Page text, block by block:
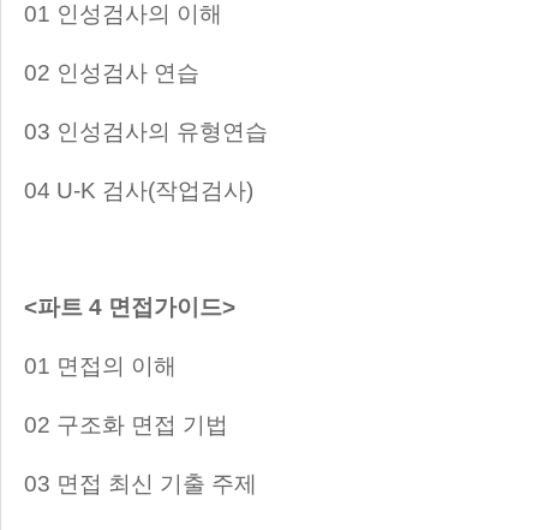
01 인성검사의 이해
02 인성검사 연습
03 인성검사의 유형연습
04 U-K 검사(작업검사)
<파트 4 면접가이드>
01 면접의 이해
02 구조화 면접 기법
03 면접 최신 기출 주제